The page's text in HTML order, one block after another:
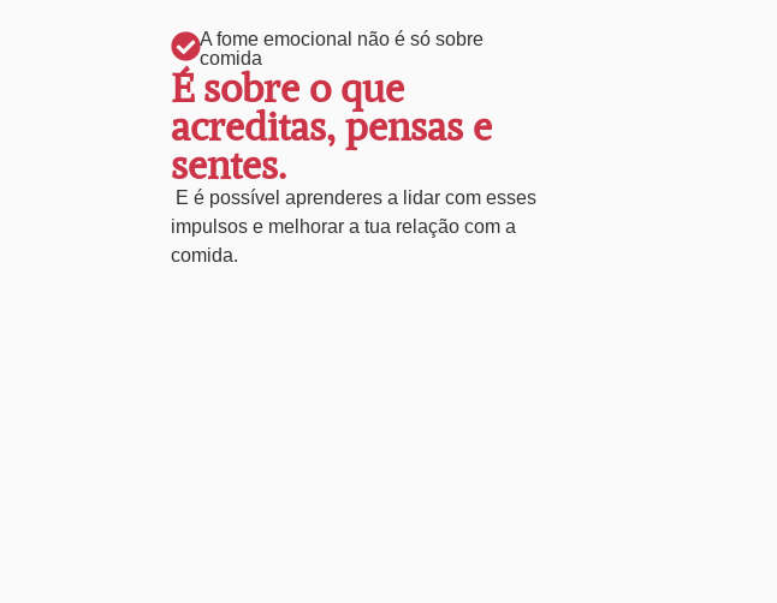
A fome emocional não é só sobre
comida
É sobre o que
acreditas, pensas e
sentes.
E é possível aprenderes a lidar com esses
impulsos e melhorar a tua relação com a
comida.